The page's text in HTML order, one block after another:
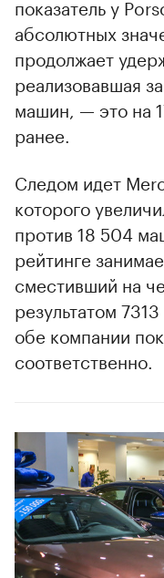
показатель у
абсолютных
продолжает
реализовавшая
машин, — это на
ранее.
Следом идет
которого
против 18 504
рейтинге
сместивший на
результатом
обе компании
соответственно.